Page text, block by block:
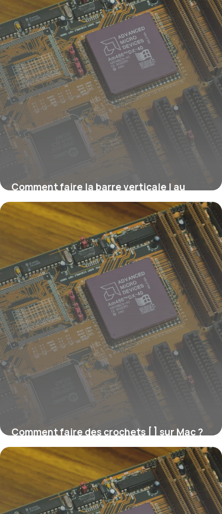
Comment faire la barre verticale | au
clavier ?
16 juillet 2026
Comment faire des crochets [ ] sur Mac ?
16 juillet 2026